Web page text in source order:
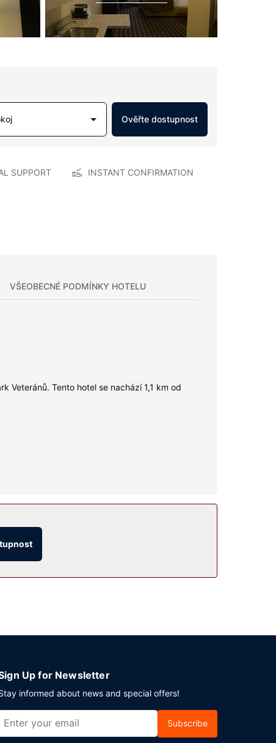
Ověřte dostupnost
SUPPORT INSTANT CONFIRMATION
VŠEOBECNÉ PODMÍNKY HOTELU
Veteránů. Tento hotel se nachází 1,1 km od
patří vana se sprchou a toaletní potřeby
zdarma.
Up for Newsletter
informed about news and special offers!
Subscribe